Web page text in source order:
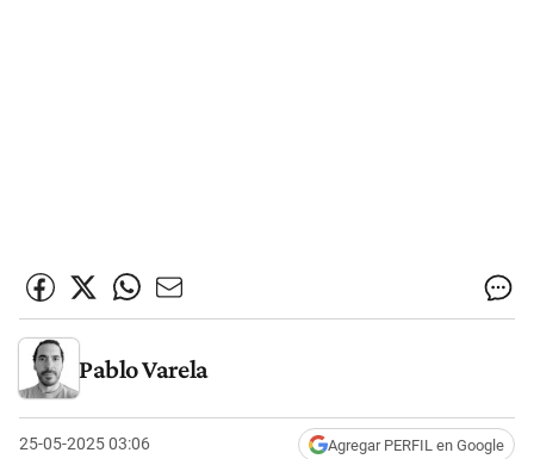
Pablo Varela
25-05-2025 03:06 Agregar PERFIL en Google